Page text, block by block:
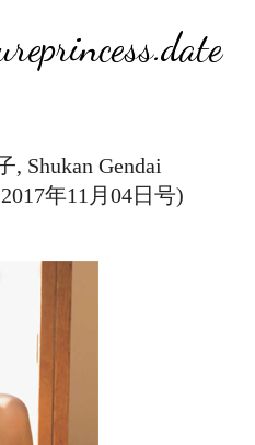
, Shukan Gendai
年11月04日号)